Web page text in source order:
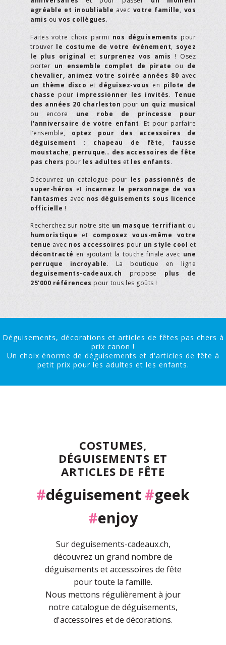
agréable et inoubliable avec votre famille, vos
amis ou vos collègues.
Faites votre choix parmi nos déguisements pour
trouver le costume de votre événement, soyez
le plus original et surprenez vos amis ! Osez
porter un ensemble complet de pirate ou de
chevalier, animez votre soirée années 80 avec
un thème disco et déguisez-vous en pilote de
chasse pour impressionner les invités. Tenue
des années 20 charleston pour un quiz musical
ou encore une robe de princesse pour
l'anniversaire de votre enfant. Et pour parfaire
l’ensemble, optez pour des accessoires de
déguisement : chapeau de fête, fausse
moustache, perruque… des accessoires de fête
pas chers pour les adultes et les enfants.
Découvrez un catalogue pour les passionnés de
super-héros et incarnez le personnage de vos
fantasmes avec nos déguisements sous licence
officielle !
Recherchez sur notre site un masque terrifiant ou
humoristique et composez vous-même votre
tenue avec nos accessoires pour un style cool et
décontracté en ajoutant la touche finale avec une
perruque incroyable. La boutique en ligne
deguisements-cadeaux.ch propose plus de
25'000 références pour tous les goûts !
Déguisements, décorations et articles de fêtes pas chers à
prix canon !
Un choix énorme de déguisements et d'articles de fête à
petit prix pour les adultes et les enfants.
COSTUMES,
DÉGUISEMENTS ET
ARTICLES DE FÊTE
#déguisement #geek
#enjoy
Sur deguisements-cadeaux.ch,
découvrez un grand nombre de
déguisements et accessoires de fête
pour toute la famille.
Nous mettons régulièrement à jour
notre catalogue de déguisements,
d'accessoires et de décorations.